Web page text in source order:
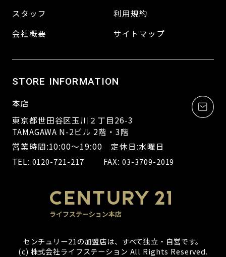
スタッフ
会社概要
利用規約
サイトマップ
STORE INFORMATION
本店
東京都世田谷区玉川２丁目26-3
TAMAGAWA N-2ビル 2階・3階
営業時間:10:00～19:00 定休日:水曜日
TEL: 0120-721-217 FAX:03-3709-2019
センチュリー21の加盟店は、すべて独立・自営です。
(c) 株式会社ライフステーション All Rights Reserved.